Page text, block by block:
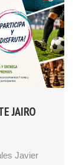
JAIRO
Javier